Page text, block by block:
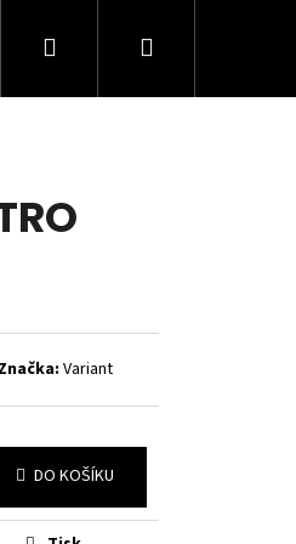
PřihlášeníNákupní
Značka:Variant
DO KOŠÍKU
Následující